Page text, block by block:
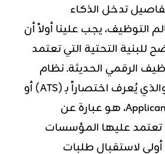
تدخل الذكاء
التوظيف، يجب علينا أولاً أن
التحتية التي تعتمد
الرقمي الحديثة. نظام
يُعرف اختصاراً بـ (ATS) أو
Applicant Tracking System، هو عبارة عن
عليها المؤسسات
لاستقبال طلبات